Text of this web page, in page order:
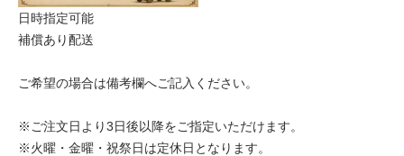
日時指定可能
補償あり配送
ご希望の場合は備考欄へご記入ください。
※ご注文日より3日後以降をご指定いただけます。
※火曜・金曜・祝祭日は定休日となります。